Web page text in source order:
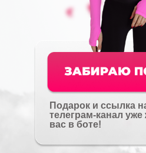
Подарок и ссылка
телеграм-канал уже
вас в боте!